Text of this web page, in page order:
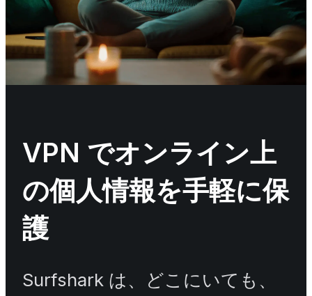
VPN でオンライン上
の個人情報を手軽に保
護
Surfshark は、どこにいても、